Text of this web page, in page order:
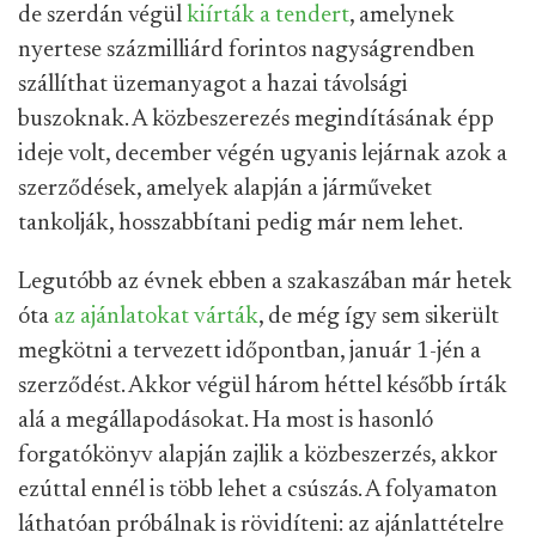
de szerdán végül kiírták a tendert, amelynek
nyertese százmilliárd forintos nagyságrendben
szállíthat üzemanyagot a hazai távolsági
buszoknak. A közbeszerezés megindításának épp
ideje volt, december végén ugyanis lejárnak azok a
szerződések, amelyek alapján a járműveket
tankolják, hosszabbítani pedig már nem lehet.
Legutóbb az évnek ebben a szakaszában már hetek
óta az ajánlatokat várták, de még így sem sikerült
megkötni a tervezett időpontban, január 1-jén a
szerződést. Akkor végül három héttel később írták
alá a megállapodásokat. Ha most is hasonló
forgatókönyv alapján zajlik a közbeszerzés, akkor
ezúttal ennél is több lehet a csúszás. A folyamaton
láthatóan próbálnak is rövidíteni: az ajánlattételre